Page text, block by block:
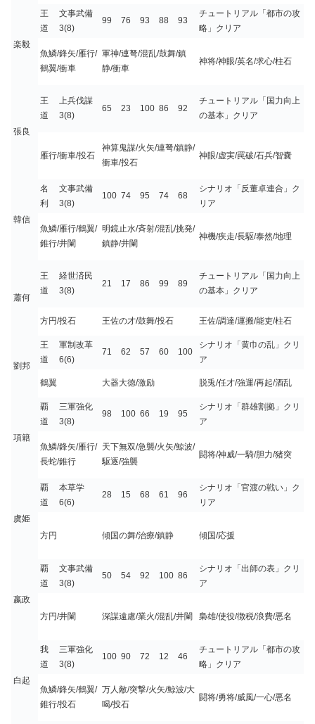
楽毅
王
道
文事武備
3(8)
99 76 93 88 93
チュートリアル「都市の攻
略」クリア
魚鱗/鋒矢/雁行/
鶴翼/衝車
軍神/連弩/混乱/鼓舞/鎮
静/衝車
神将/神眼/英名/求心/柱石
張良
王
道
上兵伐謀
3(8)
65 23 100 86 92
チュートリアル「国力向上
の基本」クリア
雁行/衝車/投石
神算鬼謀/火矢/連弩/鎮静/
衝車/投石
神眼/虚実/罠破/石兵/智嚢
韓信
名
利
文事武備
3(8)
100 74 95 74 68
シナリオ「反董卓連合」ク
リア
魚鱗/雁行/鶴翼/
錐行/井闌
明鏡止水/斉射/混乱/挑発/
鎮静/井闌
神機/疾走/長駆/泰然/地理
蕭何
王
道
経世済民
3(8)
21 17 86 99 89
チュートリアル「国力向上
の基本」クリア
方円/投石 王佐の才/鼓舞/投石 王佐/調達/運搬/能吏/柱石
劉邦
王
道
軍制改革
6(6)
71 62 57 60 100
シナリオ「黄巾の乱」クリ
ア
鶴翼 大器大徳/激励 脱兎/任才/強運/再起/酒乱
項籍
覇
道
三軍強化
3(8)
98 100 66 19 95
シナリオ「群雄割拠」クリ
ア
魚鱗/鋒矢/雁行/
長蛇/錐行
天下無双/急襲/火矢/鯨波/
駆逐/強襲
闘将/神威/一騎/胆力/猪突
虞姫
覇
道
本草学
6(6)
28 15 68 61 96
シナリオ「官渡の戦い」ク
リア
方円 傾国の舞/治療/鎮静 傾国/応援
嬴政
覇
道
文事武備
3(8)
50 54 92 100 86
シナリオ「出師の表」クリ
ア
方円/井闌 深謀遠慮/業火/混乱/井闌 梟雄/使役/徴税/浪費/悪名
白起
我
道
三軍強化
3(8)
100 90 72 12 46
チュートリアル「都市の攻
略」クリア
魚鱗/鋒矢/鶴翼/
錐行/投石
万人敵/突撃/火矢/鯨波/大
喝/投石
闘将/勇将/威風/一心/悪名